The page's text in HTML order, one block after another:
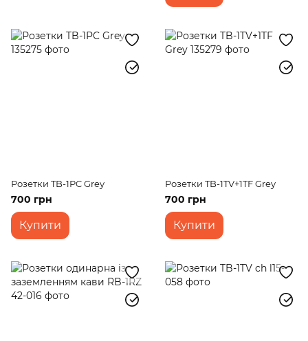
Розетки TB-1PC Grey
700 грн
Купити
Розетки TB-1TV+1TF Grey
700 грн
Купити